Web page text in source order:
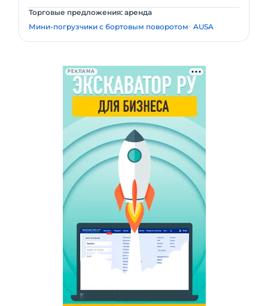
Торговые предложения: аренда
Мини-погрузчики с бортовым поворотом AUSA
РЕКЛАМА